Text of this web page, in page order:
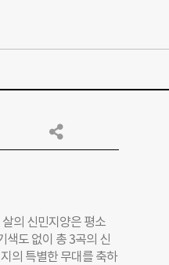
의 신민지양은 평소
색도 없이 총 3곡의 신
의 특별한 무대를 축하